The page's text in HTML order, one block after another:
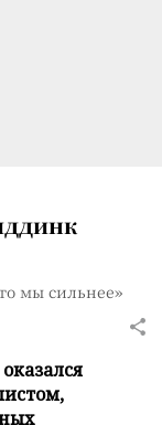
мы сильнее»